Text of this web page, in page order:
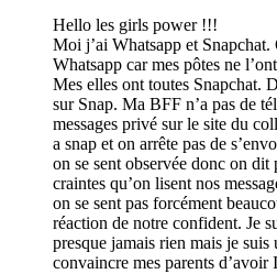
Hello les girls power !!!
Moi j’ai Whatsapp et Snapchat.
Whatsapp car mes pôtes ne
Mes elles ont toutes Snapchat.
sur Snap. Ma BFF n’a pas de
messages privé sur le site du
a snap et on arrête pas de
on se sent observée donc on dit
craintes qu’on lisent nos
on se sent pas forcément
réaction de notre confident. Je
presque jamais rien mais je
convaincre mes parents d’avoir